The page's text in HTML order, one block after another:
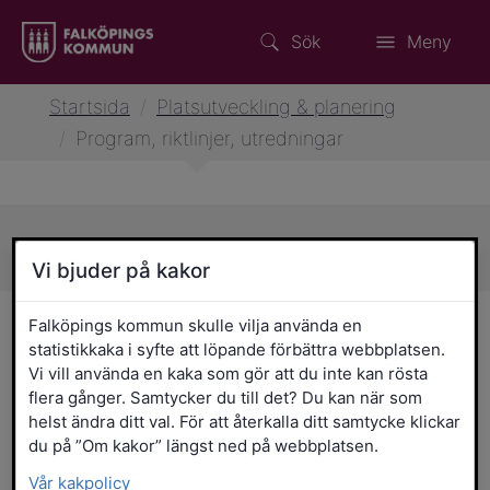
Sök Meny
Startsida
Platsutveckling & planering
Program, riktlinjer, utredningar
Sidans innehåll
Program, riktlinjer,
utredningar
Ett program utgörs ofta av en samling
riktlinjer för fortsatt utveckling.
Gestaltningsprogram fokuserar på
Vi bjuder på kakor
Falköpings kommun skulle vilja använda en
statistikkaka i syfte att löpande förbättra webbplatsen.
Vi vill använda en kaka som gör att du inte kan rösta
flera gånger. Samtycker du till det? Du kan när som
helst ändra ditt val. För att återkalla ditt samtycke klickar
du på ”Om kakor” längst ned på webbplatsen.
Vår kakpolicy